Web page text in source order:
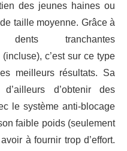
des jeunes haines ou
taille moyenne. Grâce à
tranchantes
c’est sur ce type
meilleurs résultats. Sa
d’obtenir des
le système anti-blocage
faible poids (seulement
à fournir trop d’effort.